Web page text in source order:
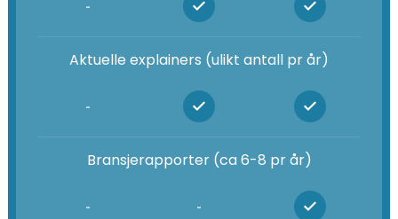
-
Aktuelle explainers (ulikt antall pr år)
-
Bransjerapporter (ca 6-8 pr år)
- -